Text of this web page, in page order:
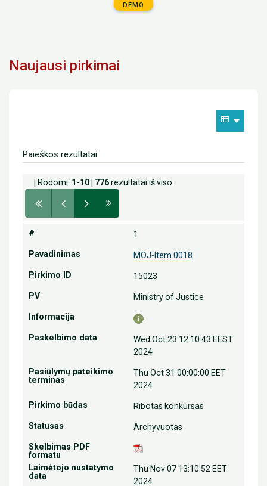
DEMO
Naujausi pirkimai
Paieškos rezultatai
| Rodomi: 1-10 776rezultatai iš viso.
1
MOJ-Item 0018
15023
Ministry of Justice
Wed Oct 23 12:10:43 EEST
2024
Thu Oct 31 00:00:00 EET
2024
Ribotas konkursas
Archyvuotas
Thu Nov 07 13:10:52 EET
2024